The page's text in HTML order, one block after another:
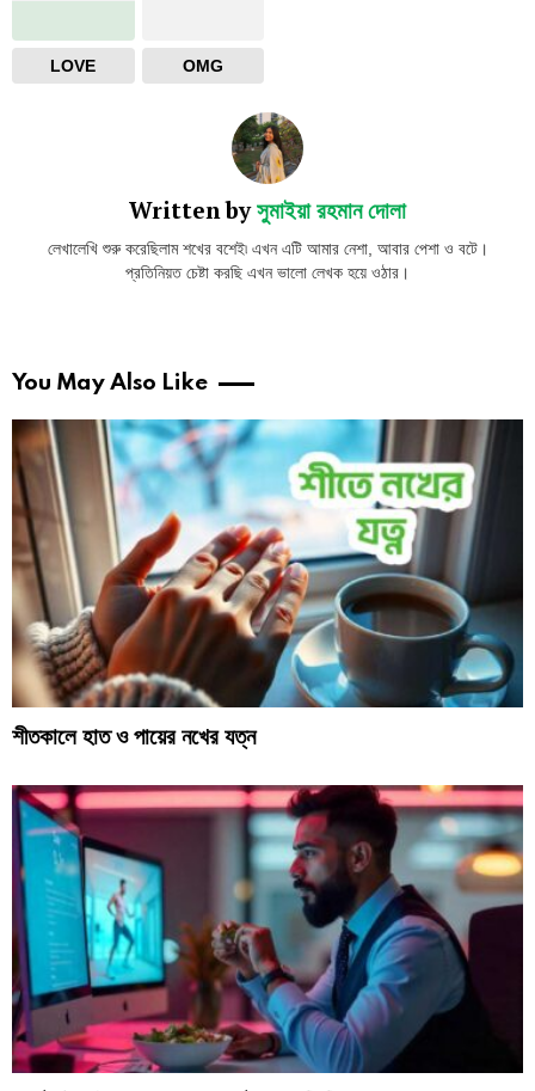
LOVE OMG
Written byসুমাইয়া রহমান দোলা
লেখালেখি শুরু করেছিলাম শখের বশেই৷ এখন এটি আমার নেশা, আবার পেশা ও বটে।
প্রতিনিয়ত চেষ্টা করছি এখন ভালো লেখক হয়ে ওঠার।
You May Also Like
শীতকালে হাত ও পায়ের নখের যত্ন